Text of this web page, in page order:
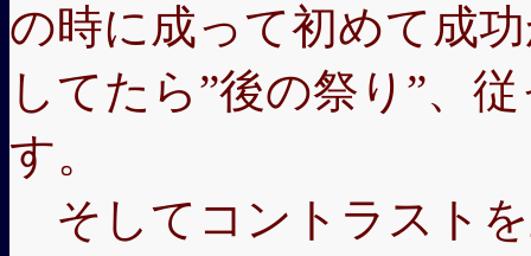
の時に成って初めて成
してたら”後の祭り”、
す。
そしてコントラスト